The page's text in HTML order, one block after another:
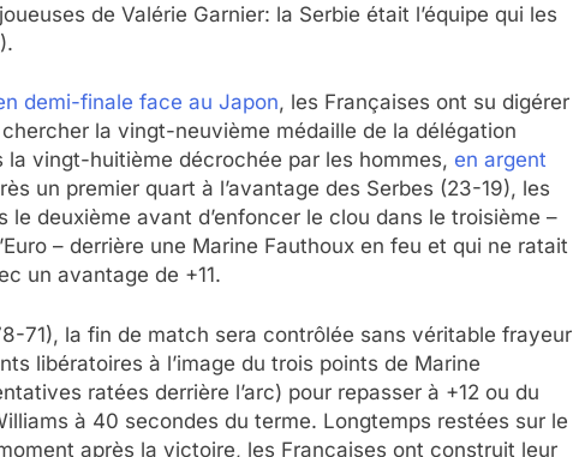
de Valérie Garnier: la Serbie était l’équipe qui les
demi-finale face au Japon, les Françaises ont su digérer
la vingt-neuvième médaille de la délégation
vingt-huitième décrochée par les hommes, en argent
un premier quart à l’avantage des Serbes (23-19), les
deuxième avant d’enfoncer le clou dans le troisième –
– derrière une Marine Fauthoux en feu et qui ne ratait
un avantage de +11.
71), la fin de match sera contrôlée sans véritable frayeur
libératoires à l’image du trois points de Marine
ratées derrière l’arc) pour repasser à +12 ou du
à 40 secondes du terme. Longtemps restées sur le
après la victoire, les Françaises ont construit leur